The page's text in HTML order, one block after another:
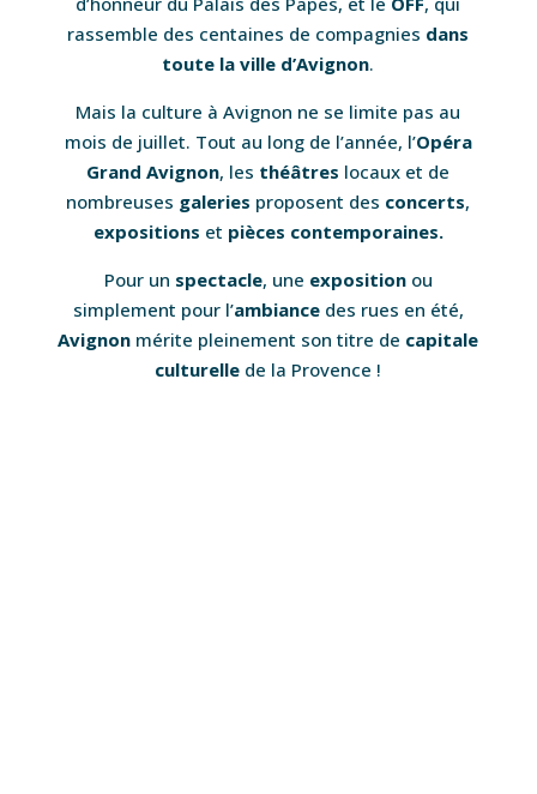
rassemble des centaines de compagnies dans
toute la ville d’Avignon.
Mais la culture à Avignon ne se limite pas au
mois de juillet. Tout au long de l’année, l’Opéra
Grand Avignon, les théâtres locaux et de
nombreuses galeries proposent des concerts,
expositions et pièces contemporaines.
Pour un spectacle, une expositionou
simplement pour l’ambiancedes rues en été,
Avignon mérite pleinement son titre de capitale
culturelle de la Provence !